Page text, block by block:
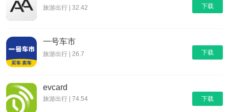
下载
旅游出行 | 32.42
下载
一号车市
旅游出行 | 26.7
下载
evcard
旅游出行 | 74.54